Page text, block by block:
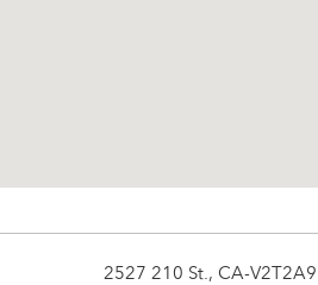
2527 210 St., CA-